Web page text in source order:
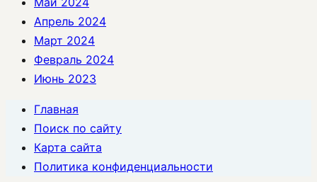
Апрель 2024
Март 2024
Февраль 2024
Июнь 2023
Главная
Поиск по сайту
Карта сайта
Политика конфиденциальности